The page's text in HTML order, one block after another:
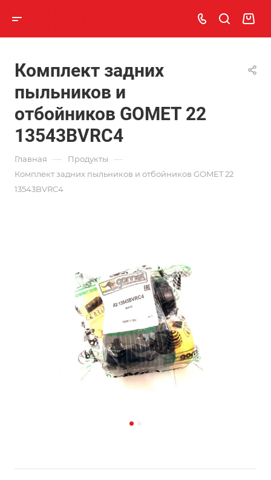
Комплект задних
пыльников и
отбойников GOMET 22
13543BVRC4
Главная — Продукты —
Комплект задних пыльников и отбойников GOMET 22
13543BVRC4